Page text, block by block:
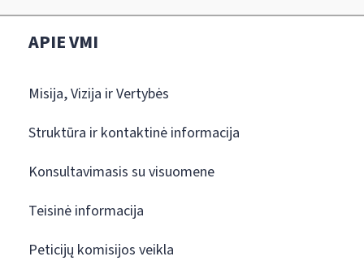
APIE VMI
Misija, Vizija ir Vertybės
Struktūra ir kontaktinė informacija
Konsultavimasis su visuomene
Teisinė informacija
Peticijų komisijos veikla